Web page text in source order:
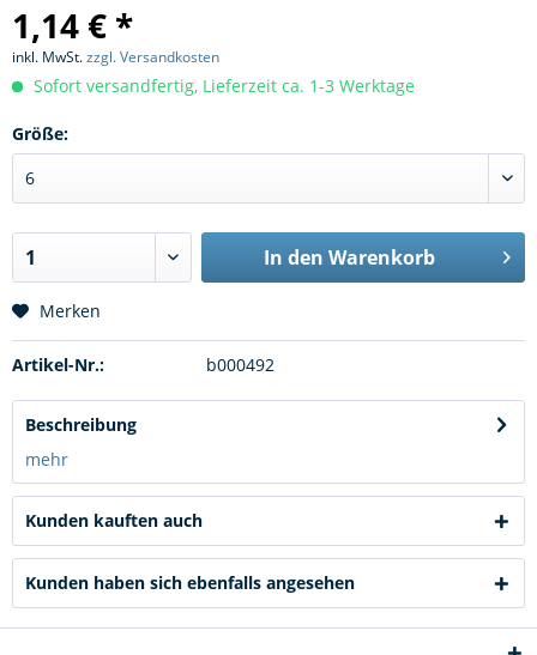
1,14 € *
inkl. MwSt.zzgl. Versandkosten
Sofort versandfertig, Lieferzeit ca. 1-3 Werktage
Größe:
In den Warenkorb
Merken
Artikel-Nr.: b000492
Beschreibung
mehr
Kunden kauften auch
Kunden haben sich ebenfalls angesehen